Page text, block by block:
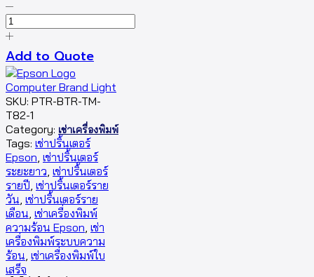
Add to Quote
SKU: PTR-BTR-TM-
T82-1
Category: เช่าเครื่องพิมพ์
Tags: เช่าปริ้นเตอร์
Epson เช่าปริ้นเตอร์
ระยะยาว เช่าปริ้นเตอร์
รายปี เช่าปริ้นเตอร์ราย
วัน เช่าปริ้นเตอร์ราย
เดือน เช่าเครื่องพิมพ์
ความร้อน Epson เช่า
เครื่องพิมพ์ระบบความ
ร้อน เช่าเครื่องพิมพ์ใบ
เสร็จ